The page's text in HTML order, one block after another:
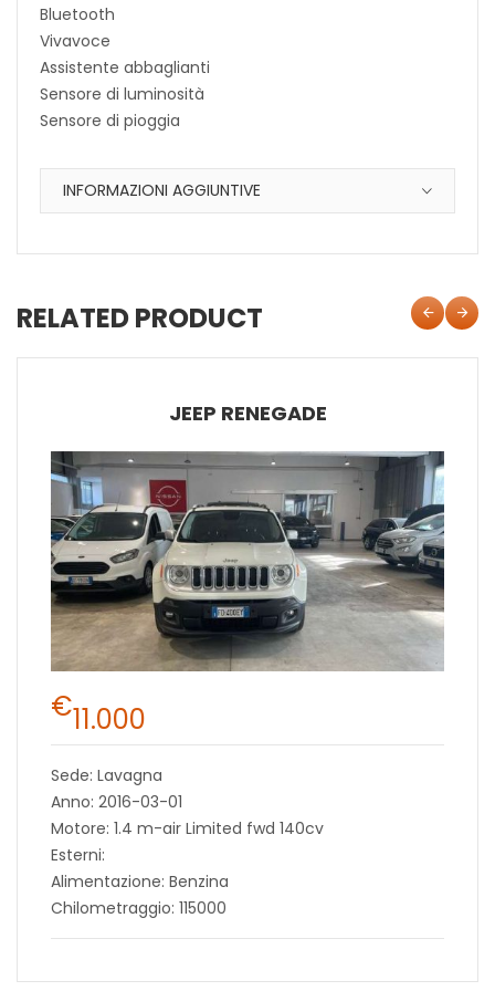
Bluetooth
Vivavoce
Assistente abbaglianti
Sensore di luminosità
Sensore di pioggia
INFORMAZIONI AGGIUNTIVE
RELATED PRODUCT
JEEP RENEGADE
€11.000
Sede: Lavagna
Anno: 2016-03-01
Motore: 1.4 m-air Limited fwd 140cv
Esterni:
Alimentazione: Benzina
Chilometraggio: 115000